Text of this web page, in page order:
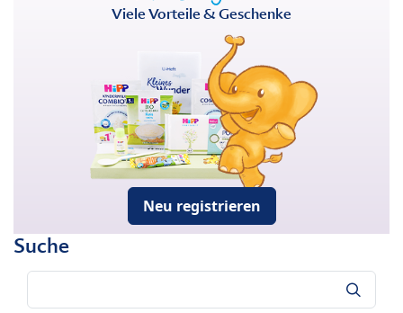
Viele Vorteile & Geschenke
Neu registrieren
Suche